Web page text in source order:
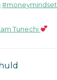
#moneymindset
Tunechi